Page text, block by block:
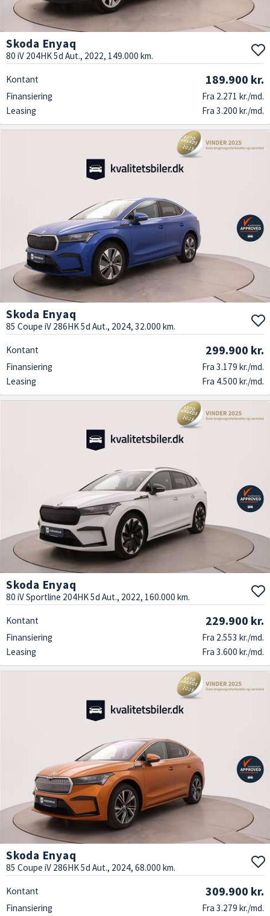
Skoda Enyaq
80 iV 204HK 5d Aut., 2022, 149.000 km.
Kontant 189.900 kr.
Finansiering
Fra 2.271 kr./md.
Leasing
Fra 3.200 kr./md.
Skoda Enyaq
85 Coupe iV 286HK 5d Aut., 2024, 32.000 km.
Kontant 299.900 kr.
Finansiering
Fra 3.179 kr./md.
Leasing
Fra 4.500 kr./md.
Skoda Enyaq
80 iV Sportline 204HK 5d Aut., 2022, 160.000 km.
Kontant 229.900 kr.
Finansiering
Fra 2.553 kr./md.
Leasing
Fra 3.600 kr./md.
Skoda Enyaq
85 Coupe iV 286HK 5d Aut., 2024, 68.000 km.
Kontant 309.900 kr.
Finansiering
Fra 3.279 kr./md.